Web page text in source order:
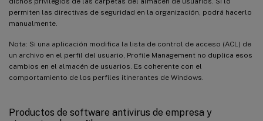
permiten las directivas de seguridad en la organización, podrá hacerlo
manualmente.
Nota: Si una aplicación modifica la lista de control de acceso (ACL) de
un archivo en el perfil del usuario, Profile Management no duplica esos
cambios en el almacén de usuarios. Es coherente con el
comportamiento de los perfiles itinerantes de Windows.
Productos de software antivirus de empresa y